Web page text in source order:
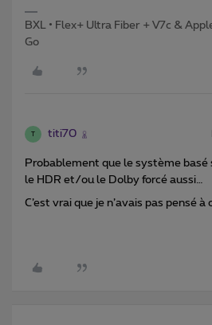
BXL • Flex+ Ultra Fiber + V7c &
Go
titi70
Probablement que le système basé
le HDR et/ou le Dolby forcé aussi…
C’est vrai que je n’avais pas pensé à